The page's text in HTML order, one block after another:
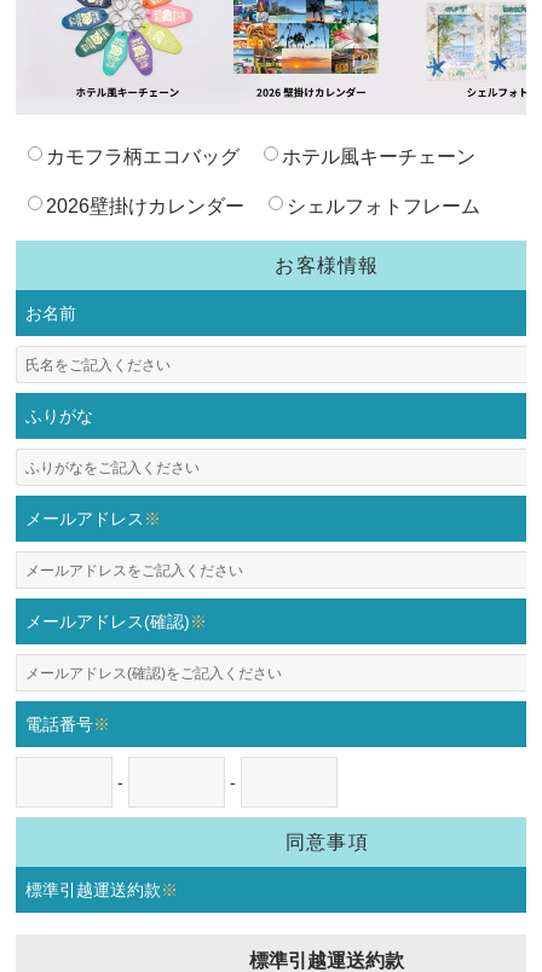
カモフラ柄エコバッグ ホテル風キーチェーン
2026壁掛けカレンダー シェルフォトフレーム
お客様情報
お名前
ふりがな
メールアドレス ※
メールアドレス(確認)※
電話番号※
- -
同意事項
標準引越運送約款※
標準引越運送約款